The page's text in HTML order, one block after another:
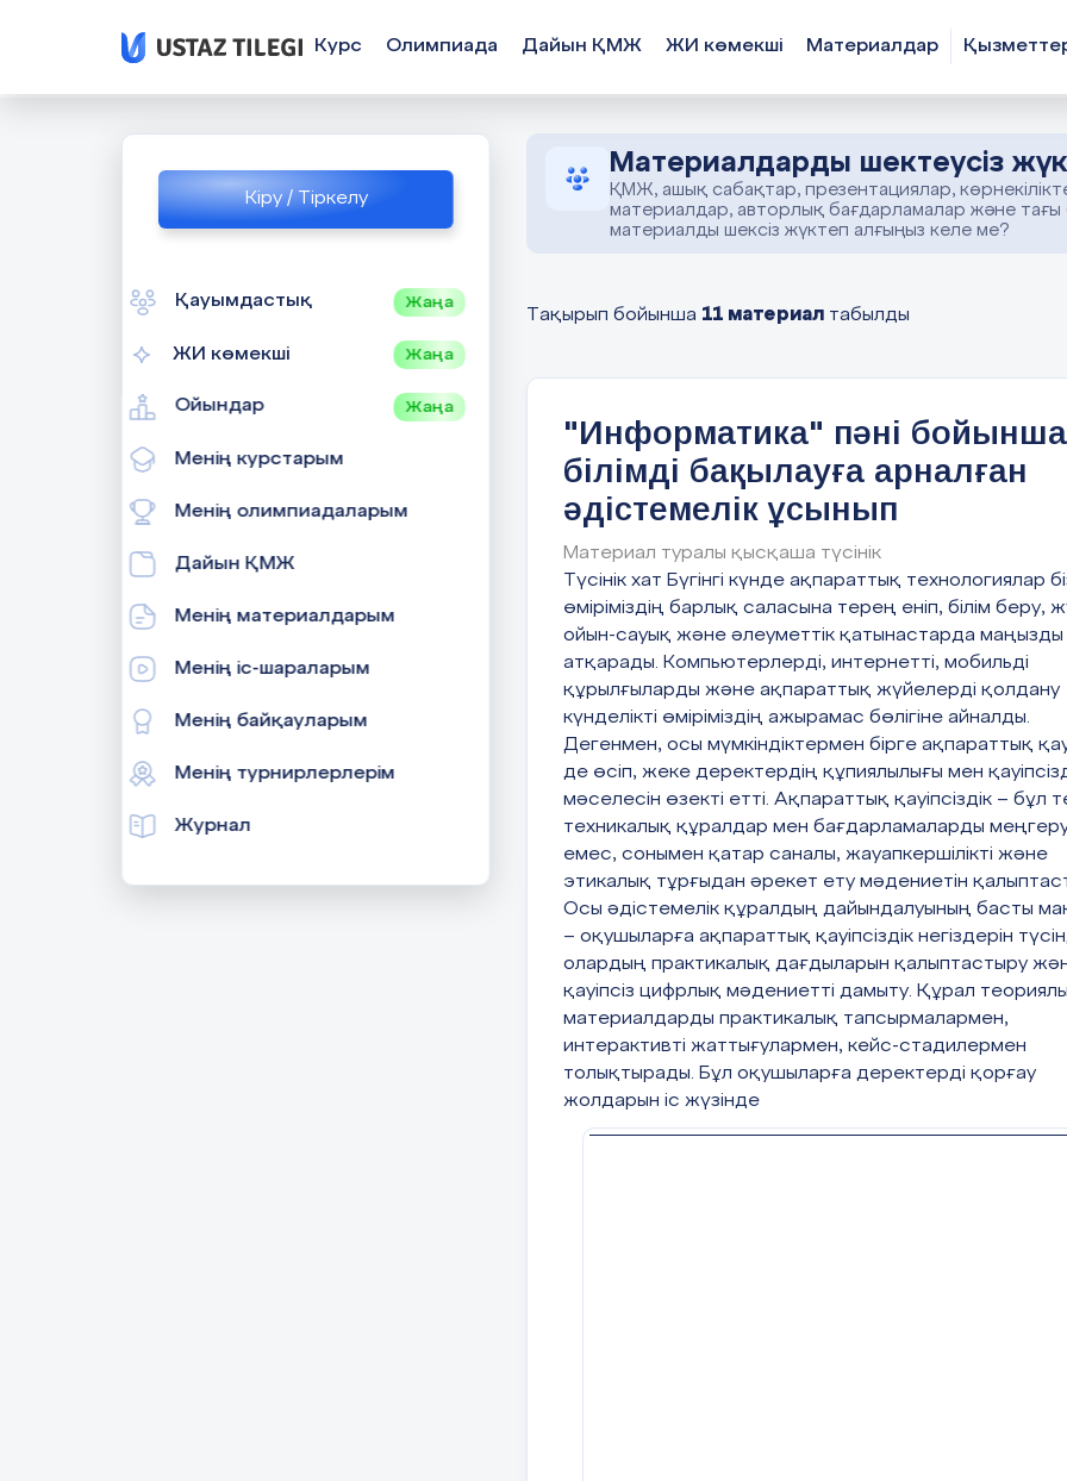
Кіру / Тіркелу
Қауымдастық Жаңа
ЖИ көмекші Жаңа
Ойындар Жаңа
Менің курстарым
Менің олимпиадаларым
Дайын ҚМЖ
Менің материалдарым
Менің іс-шараларым
Менің байқауларым
Менің турнирлерлерім
Журнал
Курс Олимпиада Дайын ҚМЖ ЖИ көмекші Материалдар
Материалдарды шектеусіз
ҚМЖ, ашық сабақтар, презентациялар,
материалдар, авторлық бағдарламалар және
материалды шексіз жүктеп алғыңыз келе ме?
Тақырып бойынша 11 материал табылды
"Информатика" пәні бойынша
білімді бақылауға арналған
әдістемелік ұсынып
Материал туралы қысқаша түсінік
Түсінік хат Бүгінгі күнде ақпараттық технологиялар
өміріміздің барлық саласына терең еніп, білім беру,
ойын-сауық және әлеуметтік қатынастарда
атқарады. Компьютерлерді, интернетті, мобильді
құрылғыларды және ақпараттық жүйелерді қолдану
күнделікті өміріміздің ажырамас бөлігіне айналды.
Дегенмен, осы мүмкіндіктермен бірге ақпараттық
де өсіп, жеке деректердің құпиялылығы мен
мәселесін өзекті етті. Ақпараттық қауіпсіздік – бұл
техникалық құралдар мен бағдарламаларды
емес, сонымен қатар саналы, жауапкершілікті және
этикалық тұрғыдан әрекет ету мәдениетін
Осы әдістемелік құралдың дайындалуының басты
– оқушыларға ақпараттық қауіпсіздік негіздерін
олардың практикалық дағдыларын қалыптастыру
қауіпсіз цифрлық мәдениетті дамыту. Құрал
материалдарды практикалық тапсырмалармен,
интерактивті жаттығулармен, кейс-стадилермен
толықтырады. Бұл оқушыларға деректерді қорғау
жолдарын іс жүзінде